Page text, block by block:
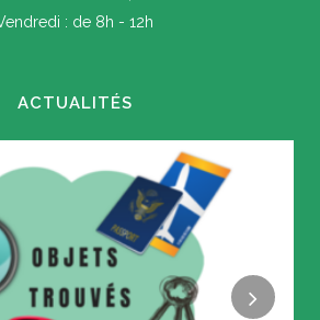
: de 8h - 12h
ACTUALITÉS